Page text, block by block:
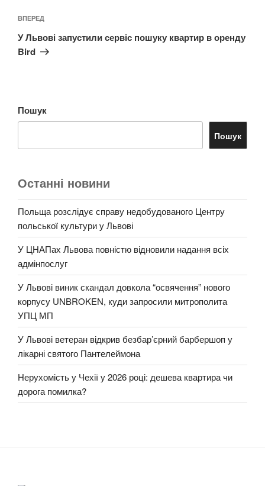
Наступний
запис
ВПЕРЕД
У Львові запустили сервіс пошуку квартир в оренду
Bird
Пошук
Пошук
Останні новини
Польща розслідує справу недобудованого Центру
польської культури у Львові
У ЦНАПах Львова повністю відновили надання всіх
адмінпослуг
У Львові виник скандал довкола “освячення” нового
корпусу UNBROKEN, куди запросили митрополита
УПЦ МП
У Львові ветеран відкрив безбар’єрний барбершоп у
лікарні святого Пантелеймона
Нерухомість у Чехії у 2026 році: дешева квартира чи
дорога помилка?